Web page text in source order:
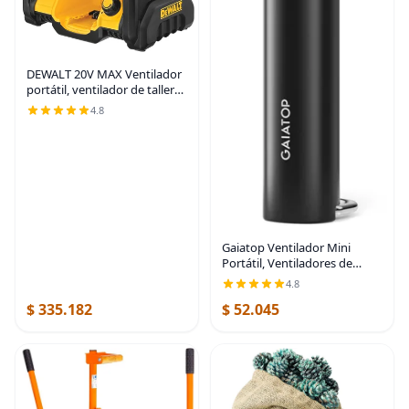
DEWALT 20V MAX Ventilador
portátil, ventilador de taller
inalámbrico recargable con
batería, hasta 4.5 horas de
4.8
$ 335.182
Gaiatop Ventilador Mini
Portátil, Ventiladores de
Mano de 3 Velocidades con
Pantalla de Energía y
Linterna, Batería Recargable
4.8
$ 52.045